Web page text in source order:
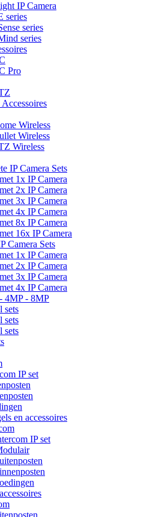
IP Camera
series
series
series
Pro
Wireless
Wireless
Wireless
IP Camera Sets
1x IP Camera
2x IP Camera
3x IP Camera
4x IP Camera
8x IP Camera
16x IP Camera
Camera Sets
1x IP Camera
2x IP Camera
3x IP Camera
4x IP Camera
4MP - 8MP
sets
sets
sets
IP set
en accessoires
IP set